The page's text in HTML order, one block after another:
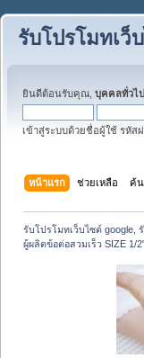
รับโปรโมทเว็
ยินดีต้อนรับคุณ, บุคคลทั่วไป
เข้าสู่ระบบด้วยชื่อผู้ใช้ รหัส
หน้าแรก ช่วยเหลือ ค้
รับโปรโมทเว็บไซต์ google,
ผู้ผลิตข้อต่อสวมเร็ว SIZE 1/